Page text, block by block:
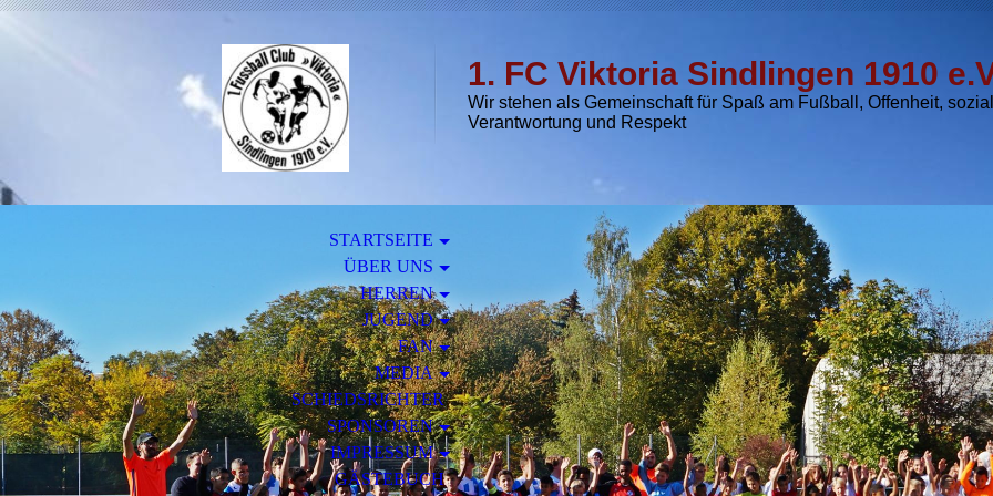
1. FC Viktoria Sindlingen 1910
Wir stehen als Gemeinschaft für Spaß am Fußball, Offenheit,
Verantwortung und Respekt
STARTSEITE
ÜBER UNS
HERREN
JUGEND
FAN
MEDIA
SCHIEDSRICHTER
SPONSOREN
IMPRESSUM
GÄSTEBUCH